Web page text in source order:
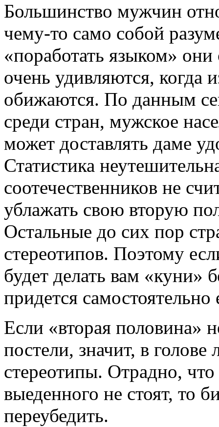
Большинство мужчин
чему-то само собой
«поработать языком»
очень удивляются, когда
обижаются. По данным
среди стран, мужское
может доставлять даме
Статистика
соотечественников не
ублажать свою вторую
Остальные до сих пор
стереотипов. Поэтому
будет делать вам «куни»
придется самостоятельно
Если «вторая половина»
постели, значит, в
стереотипы. Отрадно,
выеденного не стоят, то
переубедить.